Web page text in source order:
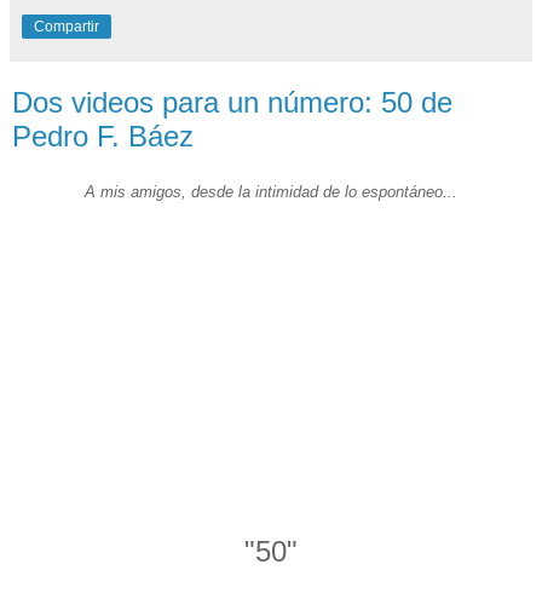
Compartir
Dos videos para un número: 50 de
Pedro F. Báez
A mis amigos, desde la intimidad de lo espontáneo...
"50"